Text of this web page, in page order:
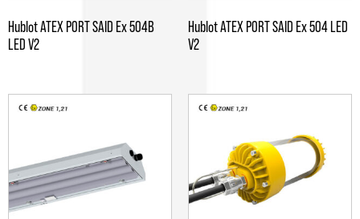
Hublot ATEX PORT SAID Ex 504B
LED V2
Hublot ATEX PORT SAID Ex 504 LED
V2